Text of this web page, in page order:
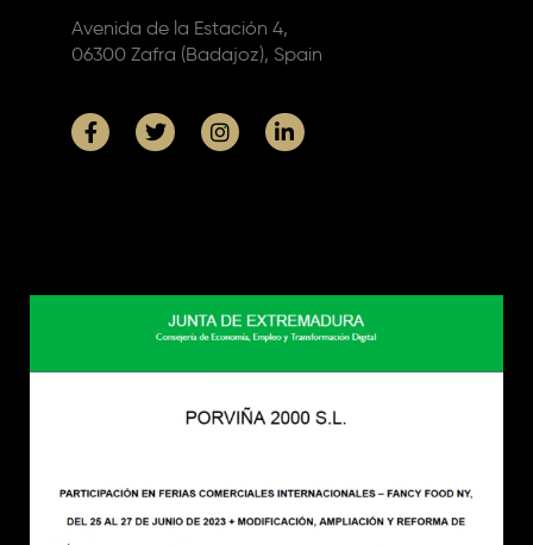
Avenida de la Estación 4,
06300 Zafra (Badajoz), Spain